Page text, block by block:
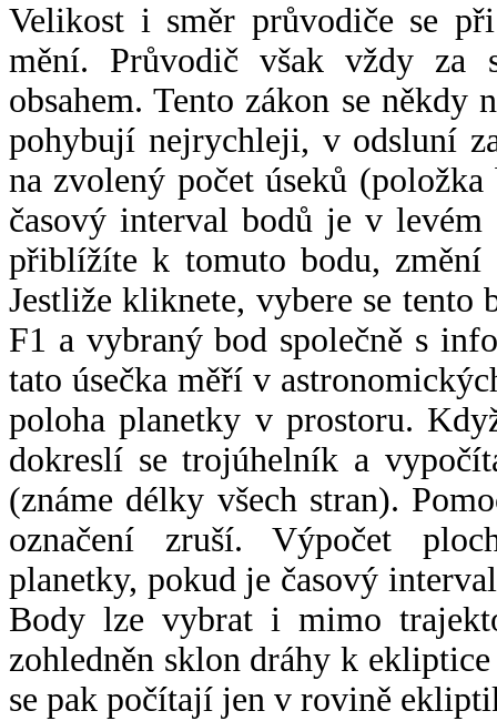
Velikost i směr průvodiče se
mění. Průvodič však vždy za
obsahem. Tento zákon se někdy
pohybují nejrychleji, v odsluní
na zvolený počet úseků
časový interval bodů je v
přiblížíte k tomuto bodu,
Jestliže kliknete, vybere se tento
F1 a vybraný bod společně s
tato úsečka měří v
poloha planetky v prostoru.
dokreslí se trojúhelník a
(známe délky všech stran).
označení zruší. Výpočet
planetky, pokud je časový
Body lze vybrat i mimo
zohledněn sklon dráhy k
se pak počítají jen v rovině